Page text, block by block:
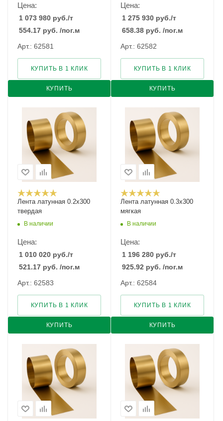
Цена:
1 073 980 руб./т
554.17 руб. /пог.м
Арт.: 62581
КУПИТЬ
КУПИТЬ В 1 КЛИК
Цена:
1 275 930 руб./т
658.38 руб. /пог.м
Арт.: 62582
КУПИТЬ
КУПИТЬ В 1 КЛИК
Лента латунная 0.2x300
твердая
В наличии
Цена:
1 010 020 руб./т
521.17 руб. /пог.м
Арт.: 62583
КУПИТЬ
КУПИТЬ В 1 КЛИК
Лента латунная 0.3x300
мягкая
В наличии
Цена:
1 196 280 руб./т
925.92 руб. /пог.м
Арт.: 62584
КУПИТЬ
КУПИТЬ В 1 КЛИК